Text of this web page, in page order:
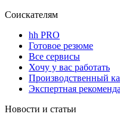
Соискателям
hh PRO
Готовое резюме
Все сервисы
Хочу у вас работать
Производственный
Экспертная
Новости и статьи